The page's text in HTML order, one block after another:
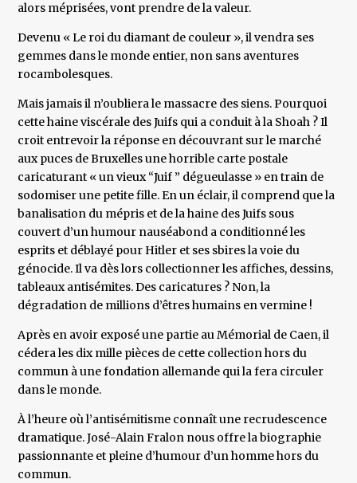
alors méprisées, vont prendre de la valeur.
Devenu « Le roi du diamant de couleur », il vendra ses
gemmes dans le monde entier, non sans aventures
rocambolesques.
Mais jamais il n’oubliera le massacre des siens. Pourquoi
cette haine viscérale des Juifs qui a conduit à la Shoah ? Il
croit entrevoir la réponse en découvrant sur le marché
aux puces de Bruxelles une horrible carte postale
caricaturant « un vieux “Juif ” dégueulasse » en train de
sodomiser une petite fille. En un éclair, il comprend que la
banalisation du mépris et de la haine des Juifs sous
couvert d’un humour nauséabond a conditionné les
esprits et déblayé pour Hitler et ses sbires la voie du
génocide. Il va dès lors collectionner les affiches, dessins,
tableaux antisémites. Des caricatures ? Non, la
dégradation de millions d’êtres humains en vermine !
Après en avoir exposé une partie au Mémorial de Caen, il
cédera les dix mille pièces de cette collection hors du
commun à une fondation allemande qui la fera circuler
dans le monde.
À l’heure où l’antisémitisme connaît une recrudescence
dramatique. José-Alain Fralon nous offre la biographie
passionnante et pleine d’humour d’un homme hors du
commun.